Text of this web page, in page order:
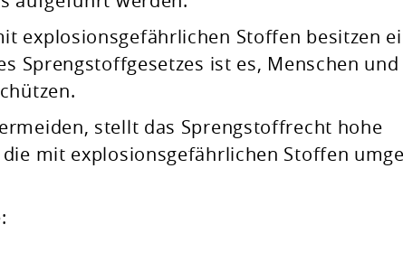
explosionsgefährlichen Stoffen besitzen
Sprengstoffgesetzes ist es, Menschen und
stellt das Sprengstoffrecht hohe
mit explosionsgefährlichen Stoffen